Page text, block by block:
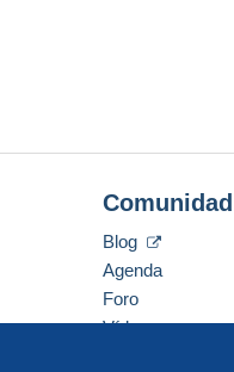
Comunidad
Blog
Agenda
Foro
Vídeos